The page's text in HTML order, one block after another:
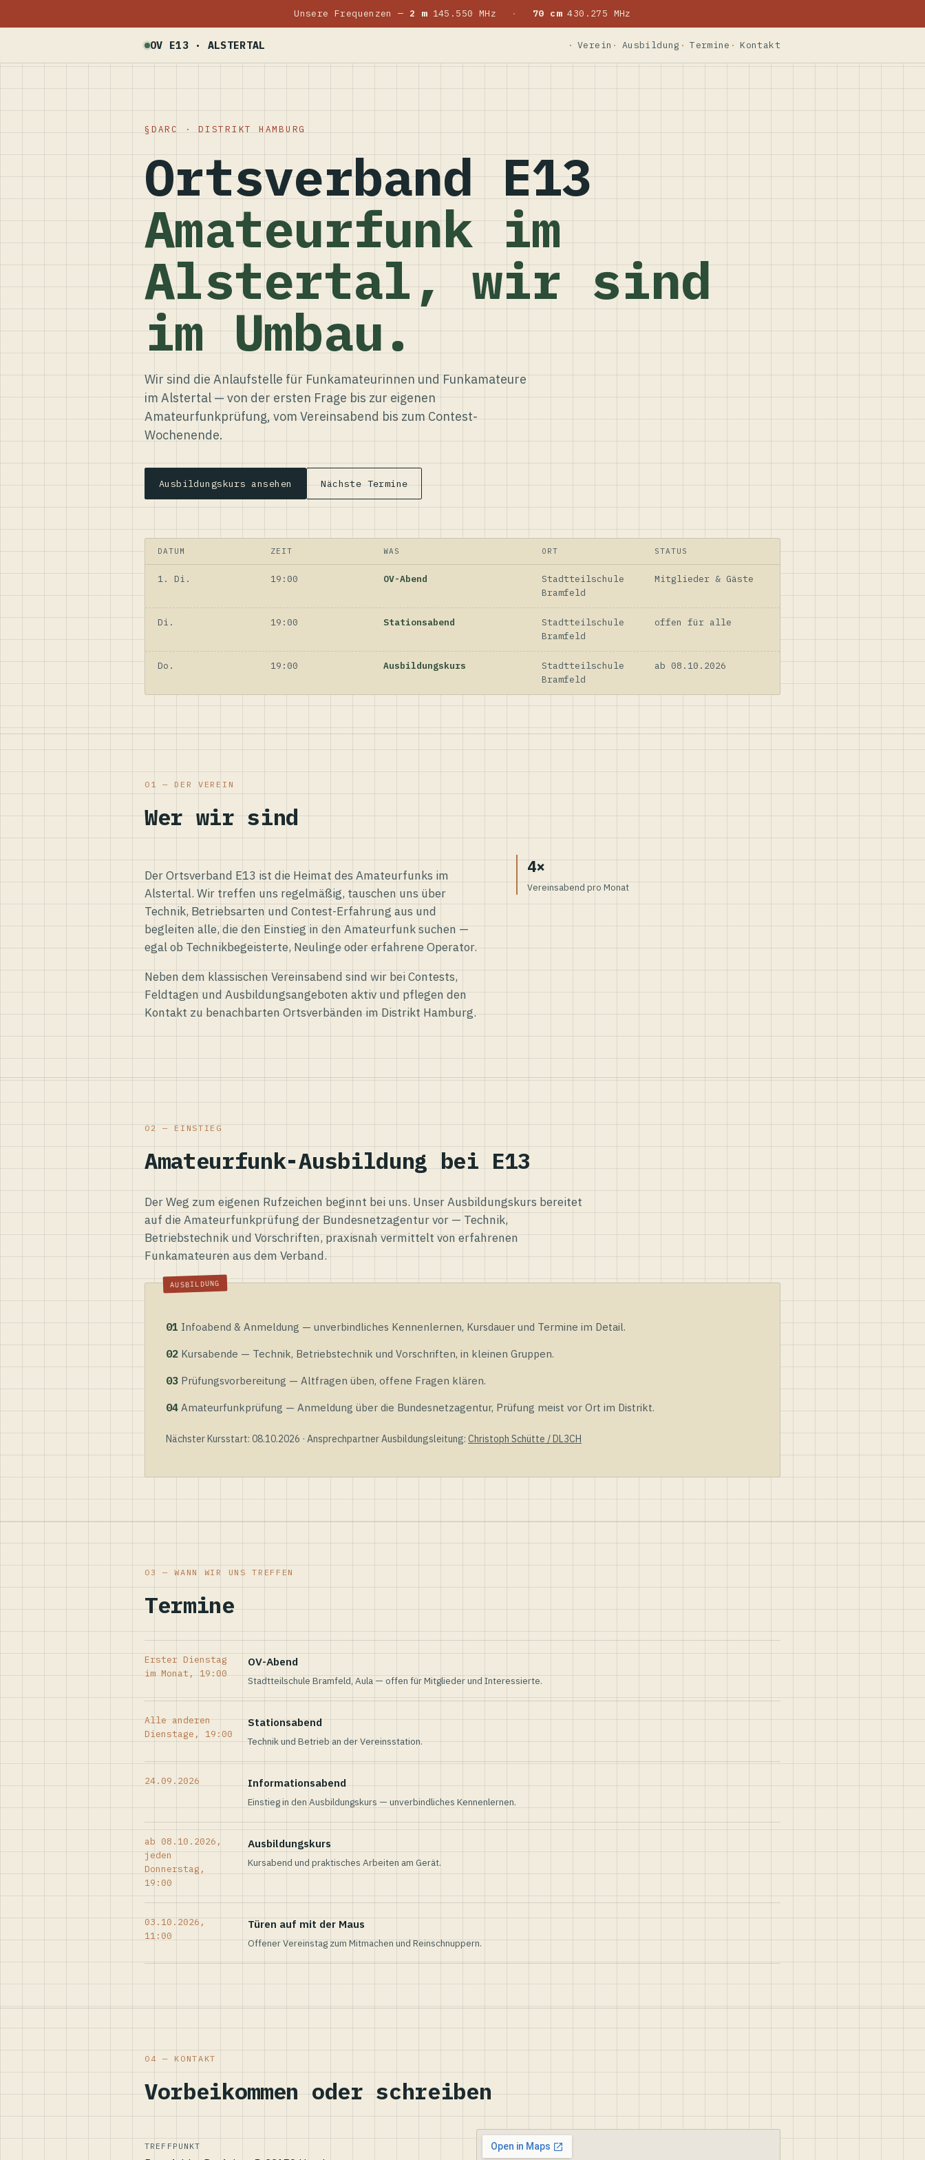
Unsere Frequenzen — 2 m145.550 MHz · 70 cm430.275 MHz
OV E13 · ALSTERTAL Verein Ausbildung Termine Kontakt
DARC · DISTRIKT HAMBURG
Ortsverband E13
Amateurfunk im
Alstertal, wir sind
im Umbau.
Wir sind die Anlaufstelle für Funkamateurinnen und Funkamateure
im Alstertal — von der ersten Frage bis zur eigenen
Amateurfunkprüfung, vom Vereinsabend bis zum Contest-
Wochenende.
Ausbildungskurs ansehen Nächste Termine
DATUM ZEIT WAS ORT STATUS
1. Di. 19:00 OV-Abend
Stadtteilschule
Bramfeld
Mitglieder & Gäste
Di. 19:00 Stationsabend
Stadtteilschule
Bramfeld
offen für alle
Do. 19:00 Ausbildungskurs
Stadtteilschule
Bramfeld
ab 08.10.2026
01 — DER VEREIN
Wer wir sind
Der Ortsverband E13 ist die Heimat des Amateurfunks im
Alstertal. Wir treffen uns regelmäßig, tauschen uns über
Technik, Betriebsarten und Contest-Erfahrung aus und
begleiten alle, die den Einstieg in den Amateurfunk suchen —
egal ob Technikbegeisterte, Neulinge oder erfahrene Operator.
Neben dem klassischen Vereinsabend sind wir bei Contests,
Feldtagen und Ausbildungsangeboten aktiv und pflegen den
Kontakt zu benachbarten Ortsverbänden im Distrikt Hamburg.
4×
Vereinsabend pro Monat
02 — EINSTIEG
Amateurfunk-Ausbildung bei E13
Der Weg zum eigenen Rufzeichen beginnt bei uns. Unser Ausbildungskurs bereitet
auf die Amateurfunkprüfung der Bundesnetzagentur vor — Technik,
Betriebstechnik und Vorschriften, praxisnah vermittelt von erfahrenen
Funkamateuren aus dem Verband.
01 Infoabend & Anmeldung — unverbindliches Kennenlernen, Kursdauer und Termine im Detail.
02 Kursabende — Technik, Betriebstechnik und Vorschriften, in kleinen Gruppen.
03 Prüfungsvorbereitung — Altfragen üben, offene Fragen klären.
04 Amateurfunkprüfung — Anmeldung über die Bundesnetzagentur, Prüfung meist vor Ort im Distrikt.
Nächster Kursstart: 08.10.2026 · Ansprechpartner Ausbildungsleitung: Christoph Schütte / DL3CH
03 — WANN WIR UNS TREFFEN
Termine
Erster Dienstag
im Monat, 19:00
OV-Abend
Stadtteilschule Bramfeld, Aula — offen für Mitglieder und Interessierte.
Alle anderen
Dienstage, 19:00
Stationsabend
Technik und Betrieb an der Vereinsstation.
24.09.2026 Informationsabend
Einstieg in den Ausbildungskurs — unverbindliches Kennenlernen.
ab 08.10.2026,
jeden
Donnerstag,
19:00
Ausbildungskurs
Kursabend und praktisches Arbeiten am Gerät.
03.10.2026,
11:00
Türen auf mit der Maus
Offener Vereinstag zum Mitmachen und Reinschnuppern.
04 — KONTAKT
Vorbeikommen oder schreiben
TREFFPUNKT